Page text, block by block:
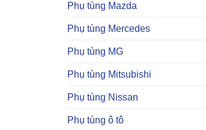
Phụ tùng Mazda
Phụ tùng Mercedes
Phụ tùng MG
Phụ tùng Mitsubishi
Phụ tùng Nissan
Phụ tùng ô tô